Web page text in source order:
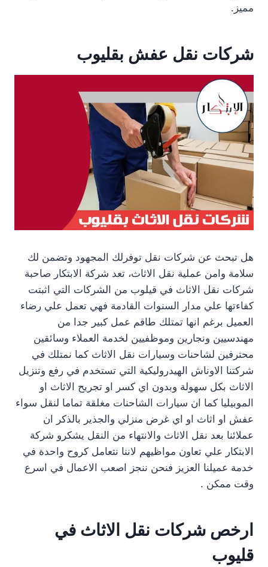
مميز.
شركات نقل عفش بقليوب
هل تبحث عن شركات نقل توفرلك المجهود وتضمن لك
سلامة وامن عملية نقل الاثاث، تعد شركة الابتكار صاحبة
شركات نقل الاثاث في قيلوب من الشركات التي اثبتت
كفاءتها علي مدار السنوات القادمة فهي تعمل علي رضاء
العميل برغم انها تمتلك طاقم عمل كبير جدا من
مهندسيين ونجارين وموظفيين لخدمة العملاء وسائقين
محترفين لشاحنات وسيارات نقل الاثاث كما نمتلك في
شركتنا الاوناش الهيدروليكية التي تستخدم في رفع وتنزيل
الاثاث بكل سهولة وبدون اي كسر او تجريح الاثاث او
الموبيليا كما ان سيارات الشاحنات مغلقة تماما لنقل سواء
عفش او اثاث او اي غرض منزلي والجذير بالذكر ان
عملائنا بعد نقل الاثاث والانتهاء من النقل يشكرو شركة
الابتكار علي تعاون مواظيهم لاننا نتعامل كروح واحدة في
خدمة عميلنا العزيز فنحن ننجز اصعب الاعمال في اسرع
وقت ممكن .
ارخص شركات نقل الاثاث في
قليوب